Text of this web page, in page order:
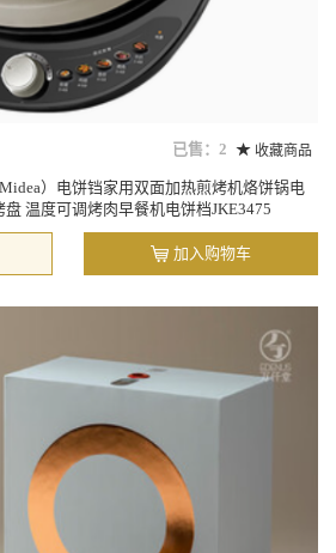
已售：2 收藏商品
）电饼铛家用双面加热煎烤机烙饼锅电
温度可调烤肉早餐机电饼档JKE3475
加入购物车